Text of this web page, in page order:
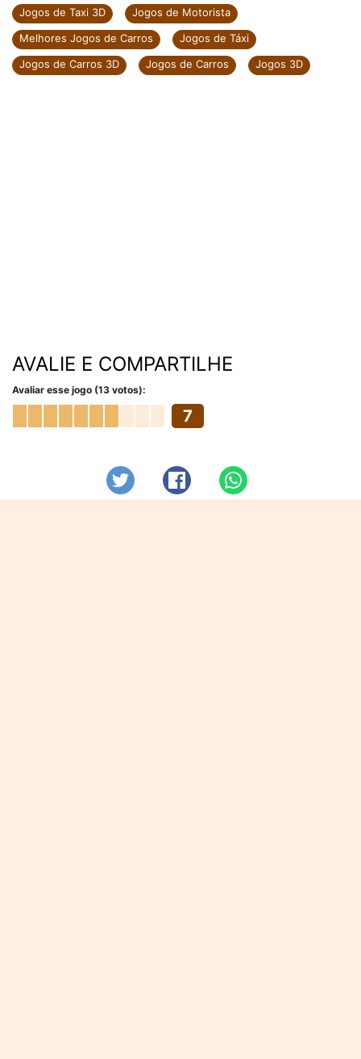
Jogos de Taxi 3D
Jogos de Motorista
Melhores Jogos de Carros
Jogos de Táxi
Jogos de Carros 3D
Jogos de Carros Jogos 3D
AVALIE E COMPARTILHE
Avaliar esse jogo (13 votos):
7